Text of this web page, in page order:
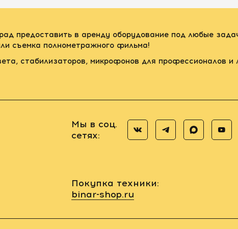
предоставить в аренду оборудование под любые
съемка полнометражного фильма!
стабилизаторов, микрофонов для профессионалов и
Мы в соц.
сетях:
Покупка техники:
binar-shop.ru